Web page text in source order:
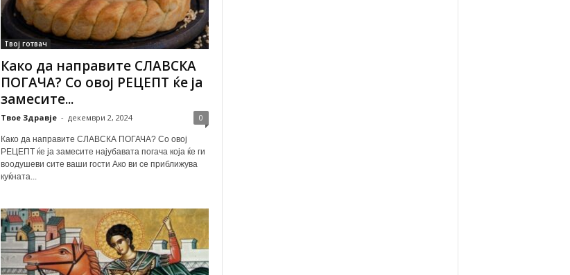
Твој готвач
Како да направите СЛАВСКА
ПОГАЧА? Со овој РЕЦЕПТ ќе ја
замесите...
Твое Здравје - декември 2, 2024 0
Како да направите СЛАВСКА ПОГАЧА? Со овој
РЕЦЕПТ ќе ја замесите најубавата погача која ќе ги
воодушеви сите ваши гости Ако ви се приближува
куќната...